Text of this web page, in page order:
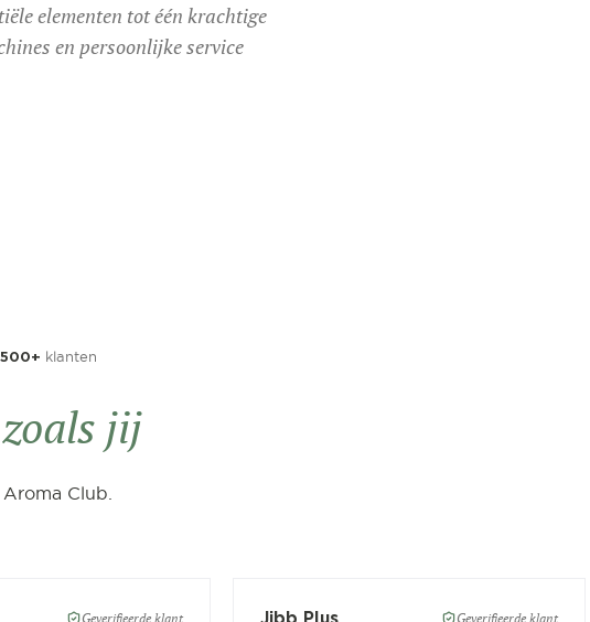
elementen tot één krachtige
en persoonlijke service
klanten
jij
Club.
Geverifieerde klant Geverifieerde klant